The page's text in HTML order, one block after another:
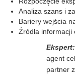
Analiza szans i
Bariery wejścia
Źródła
agent
partner